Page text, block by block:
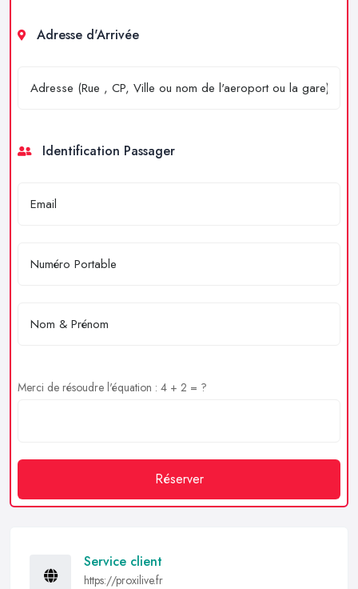
Adresse d'Arrivée
Identification Passager
Merci de résoudre l'équation : 4 + 2 = ?
Réserver
Service client
https://proxilive.fr